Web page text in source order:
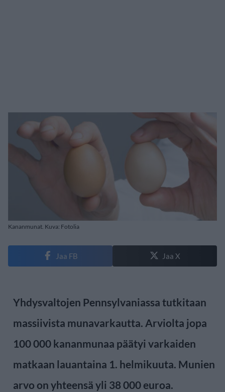
Kananmunat. Kuva: Fotolia
Jaa FB Jaa X
Yhdysvaltojen Pennsylvaniassa tutkitaan
massiivista munavarkautta. Arviolta jopa
100 000 kananmunaa päätyi varkaiden
matkaan lauantaina 1. helmikuuta. Munien
arvo on yhteensä yli 38 000 euroa.